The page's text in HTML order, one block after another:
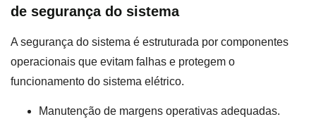
de segurança do sistema
A segurança do sistema é estruturada por componentes
operacionais que evitam falhas e protegem o
funcionamento do sistema elétrico.
Manutenção de margens operativas adequadas.